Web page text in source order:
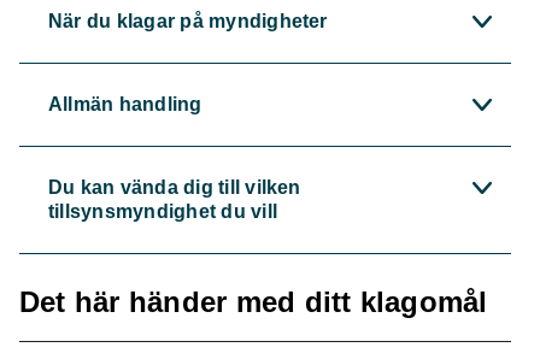
När du klagar på myndigheter
Allmän handling
Du kan vända dig till vilken
tillsynsmyndighet du vill
Det här händer med ditt klagomål